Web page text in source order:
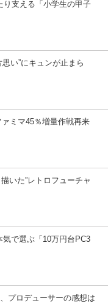
り支える「小学生の甲子
い”にキュンが止まら
ミマ45％増量作戦再来
いた”レトロフューチャ
で選ぶ「10万円台PC3
プロデューサーの感想は